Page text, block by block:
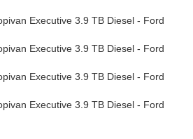
Executive 3.9 TB Diesel - Ford
Executive 3.9 TB Diesel - Ford
Executive 3.9 TB Diesel - Ford
Executive 3.9 TB Diesel - Ford